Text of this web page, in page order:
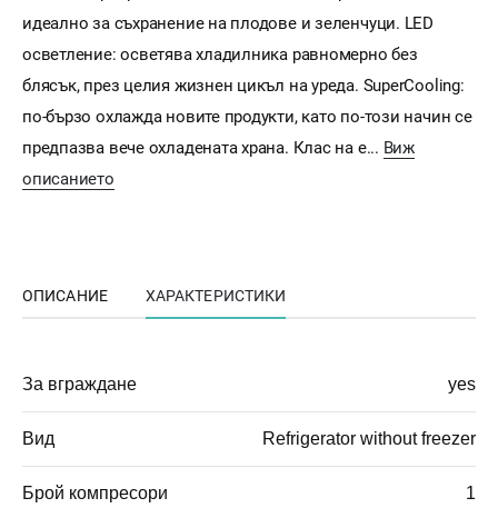
идеално за съхранение на плодове и зеленчуци. LED
осветление: осветява хладилника равномерно без
блясък, през целия жизнен цикъл на уреда. SuperCooling:
по-бързо охлажда новите продукти, като по-този начин се
предпазва вече охладената храна. Клас на е... Виж
описанието
ОПИСАНИЕ ХАРАКТЕРИСТИКИ
За вграждане yes
Вид Refrigerator without freezer
Брой компресори 1